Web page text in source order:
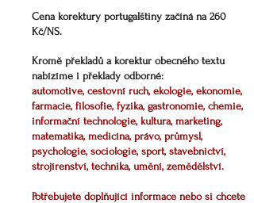
Cena korektury portugalštiny začíná na 260
Kč/NS.
Kromě překladů a korektur obecného textu
nabízíme i překlady odborné:
automotive, cestovní ruch, ekologie, ekonomie,
farmacie, filosofie, fyzika, gastronomie, chemie,
informační technologie, kultura, marketing,
matematika, medicína, právo, průmysl,
psychologie, sociologie, sport, stavebnictví,
strojírenství, technika, umění, zemědělství.
Potřebujete doplňující informace nebo si chcete